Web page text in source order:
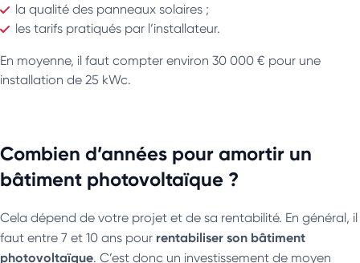
la qualité des panneaux solaires ;
les tarifs pratiqués par l’installateur.
En moyenne, il faut compter environ 30 000 € pour une
installation de 25 kWc.
Combien d’années pour amortir un
bâtiment photovoltaïque ?
Cela dépend de votre projet et de sa rentabilité. En général, il
faut entre 7 et 10 ans pour rentabiliser son bâtiment
photovoltaïque. C’est donc un investissement de moyen